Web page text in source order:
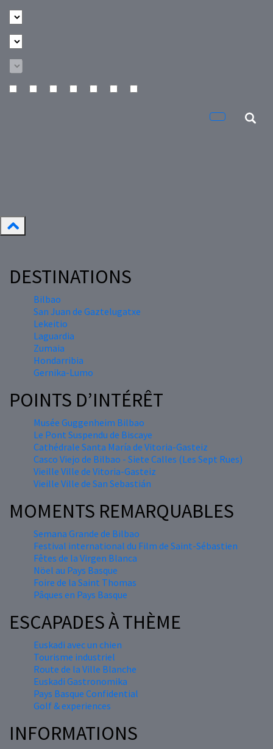
DESTINATIONS
Bilbao
San Juan de Gaztelugatxe
Lekeitio
Laguardia
Zumaia
Hondarribia
Gernika-Lumo
POINTS D’INTÉRÊT
Musée Guggenheim Bilbao
Le Pont Suspendu de Biscaye
Cathédrale Santa María de Vitoria-Gasteiz
Casco Viejo de Bilbao - Siete Calles (Les Sept Rues)
Vieille Ville de Vitoria-Gasteiz
Vieille Ville de San Sebastián
MOMENTS REMARQUABLES
Semana Grande de Bilbao
Festival international du Film de Saint-Sébastien
Fêtes de la Virgen Blanca
Nöel au Pays Basque
Foire de la Saint Thomas
Pâques en Pays Basque
ESCAPADES À THÈME
Euskadi avec un chien
Tourisme industriel
Route de la Ville Blanche
Euskadi Gastronomika
Pays Basque Confidential
Golf & experiences
INFORMATIONS